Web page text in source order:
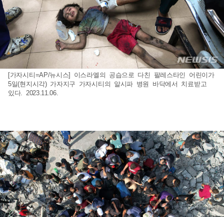
[가자시티=AP/뉴시스] 이스라엘의 공습으로 다친 팔레스타인 어린이가
5일(현지시각) 가자지구 가자시티의 알시파 병원 바닥에서 치료받고
있다. 2023.11.06.